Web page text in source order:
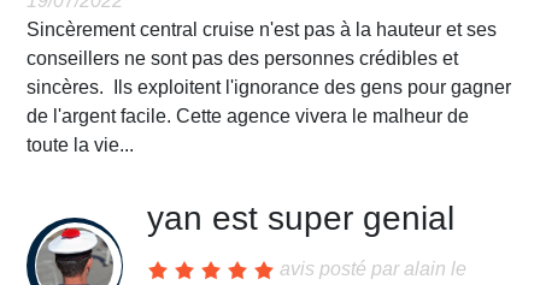
Sincèrement central cruise n'est pas à la hauteur et ses
conseillers ne sont pas des personnes crédibles et
sincères. Ils exploitent l'ignorance des gens pour gagner
de l'argent facile. Cette agence vivera le malheur de
toute la vie...
yan est super genial
avis posté paralain le